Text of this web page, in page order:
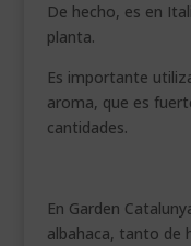
De hecho, es en
planta.
Es importante
aroma, que es
cantidades.
En Garden
albahaca, tanto de